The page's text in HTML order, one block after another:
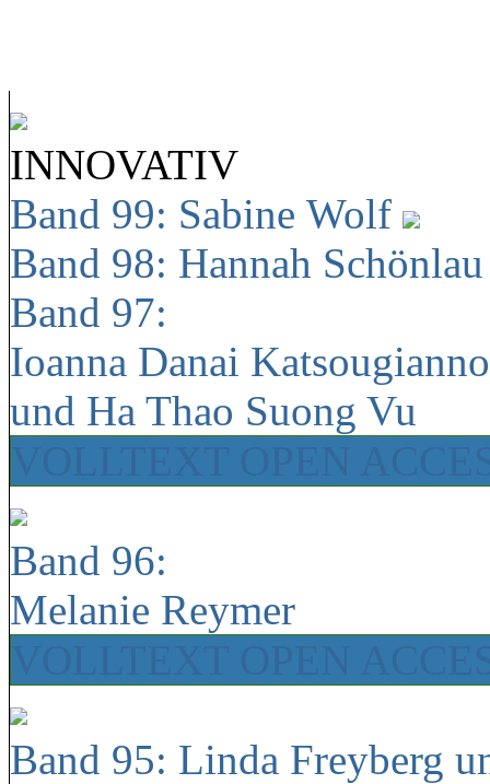
INNOVATIV
Band 99: Sabine Wolf
Band 98: Hannah
Band 97:
Ioanna Danai
und Ha Thao Suong Vu
Band 96:
Melanie Reymer
Band 95: Linda Freyberg